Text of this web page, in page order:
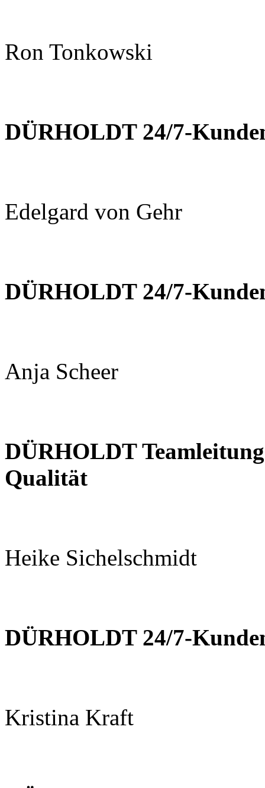
Ron Tonkowski
DÜRHOLDT 24/7-
Edelgard von Gehr
DÜRHOLDT 24/7-
Anja Scheer
DÜRHOLDT
Qualität
Heike Sichelschmidt
DÜRHOLDT 24/7-
Kristina Kraft